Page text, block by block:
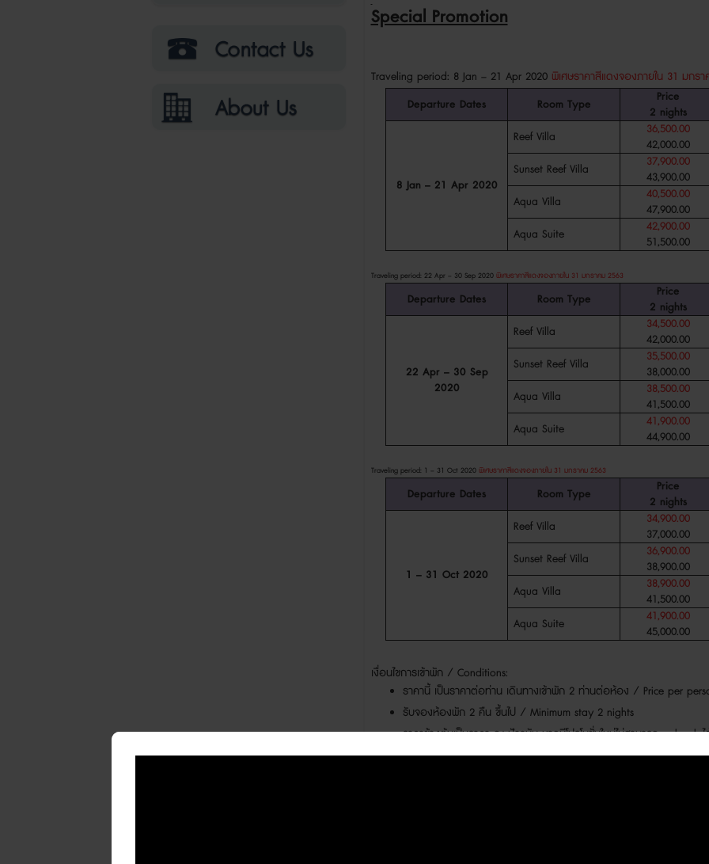
Special Promotion
Traveling period: 8 Jan – 21 Apr 2020 พิเศษราคาสีแดงจองภายใน 31 มกร
Departure Dates
Room Type
Price
2 nights
8 Jan – 21 Apr 2020
Reef Villa
36,500.00
42,000.00
Sunset Reef Villa
37,900.00
43,900.00
Aqua Villa
40,500.00
47,900.00
Aqua Suite
42,900.00
51,500.00
Traveling period: 22 Apr – 30 Sep 2020 พิเศษราคาสีแดงจองภายใน 31 มกราคม 2563
Departure Dates Room Type
Price
2 nights
22 Apr – 30 Sep
2020
Reef Villa
34,500.00
42,000.00
Sunset Reef Villa
35,500.00
38,000.00
Aqua Villa
38,500.00
41,500.00
Aqua Suite
41,900.00
44,900.00
Traveling period: 1 – 31 Oct 2020 พิเศษราคาสีแดงจองภายใน 31 มกราคม 2563
Departure Dates Room Type
Price
2 nights
1 – 31 Oct 2020
Reef Villa
34,900.00
37,000.00
Sunset Reef Villa
36,900.00
38,900.00
Aqua Villa
38,900.00
41,500.00
Aqua Suite
41,900.00
45,000.00
เงื่อนไขการเข้าพัก / Conditions:
ราคานี้ เป็นราคาต่อท่าน เดินทางเข้าพัก 2 ท่านต่อห้อง / Price per
รับจองห้องพัก 2 คืน ขึ้นไป / Minimum stay 2 nights
ราคาข้างต้นเป็นราคา ณ ปัจจุบัน หากมีโปรโมชั่นใหม่ไม่สามารถ re-book ไ
ราคาข้างต้นเป็นราคาตามอัตราแลกเปลี่ยน ณ ปัจจุบัน หากมีการเปลี่ยน